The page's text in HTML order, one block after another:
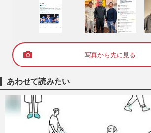
写真から先に見る
あわせて読みたい